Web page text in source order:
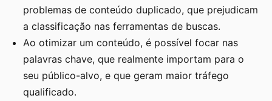
problemas de conteúdo duplicado, que prejudicam
a classificação nas ferramentas de buscas.
Ao otimizar um conteúdo, é possível focar nas
palavras chave, que realmente importam para o
seu público-alvo, e que geram maior tráfego
qualificado.